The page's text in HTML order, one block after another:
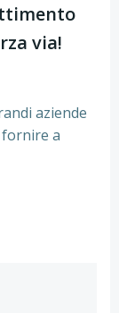
via!
aziende
a